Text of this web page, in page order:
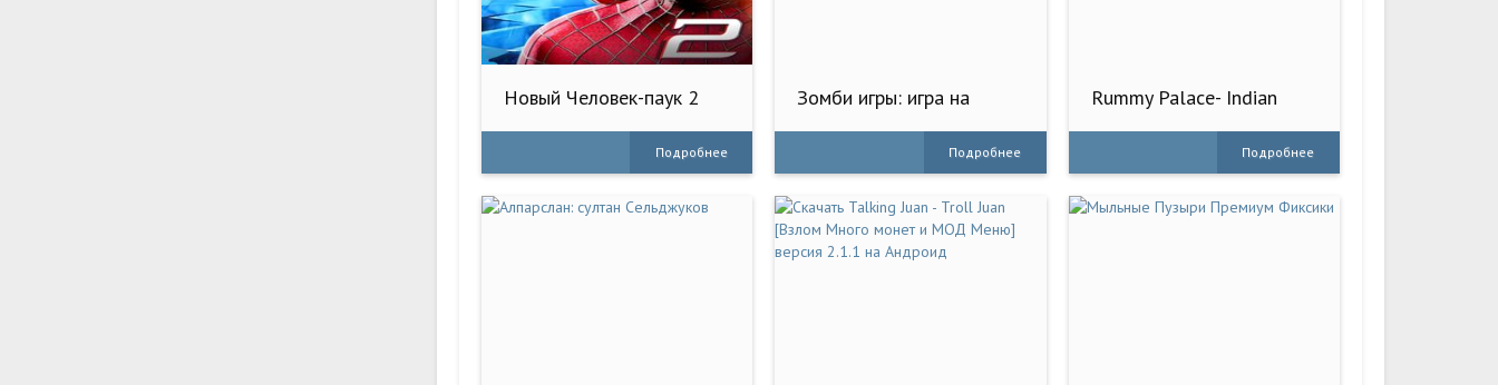
Новый Человек-паук 2
Подробнее
Зомби игры: игра на
выживание
Подробнее
Rummy Palace- Indian
Card Game
Подробнее